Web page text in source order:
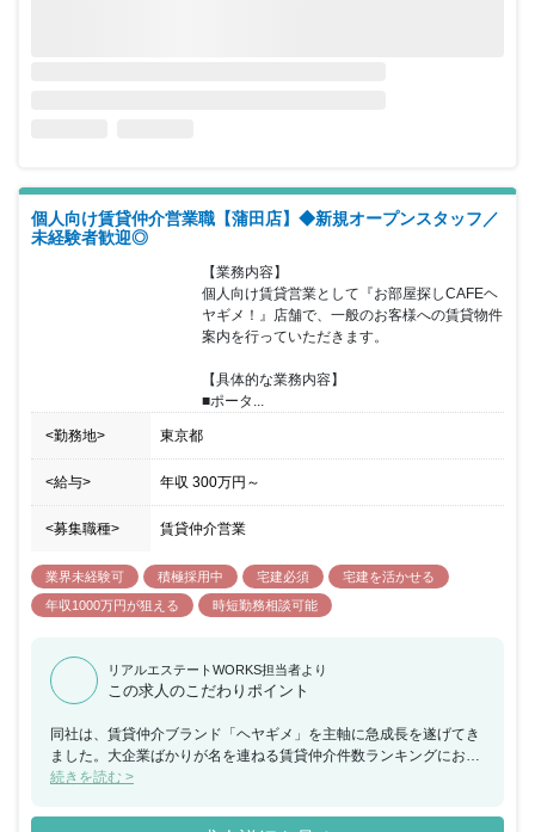
個人向け賃貸仲介営業職【蒲田店】◆新規オープンスタッフ／
未経験者歓迎◎
【業務内容】
個人向け賃貸営業として『お部屋探しCAFEヘ
ヤギメ！』店舗で、一般のお客様への賃貸物件
案内を行っていただきます。
【具体的な業務内容】
■ポータ...
<勤務地> 東京都
<給与> 年収 300万円 ～
<募集職種> 賃貸仲介営業
業界未経験可 積極採用中 宅建必須
宅建を活かせる
年収1000万円が狙える
時短勤務相談可能
リアルエステートWORKS担当者より
この求人のこだわりポイント
同社は、賃貸仲介ブランド「ヘヤギメ」を主軸に急成長を遂げてき
ました。大企業ばかりが名を連ねる賃貸仲介件数ランキングにおい
ても14位（2019年）→13位（2020年）→11位（2021年）と圧倒
フェをイメージしたオシャレな空間落ち着いた雰囲気の中で、接客
続きを読む >